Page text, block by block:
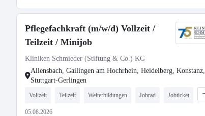
Pflegefachkraft (m/w/d) Vollzeit /
Teilzeit / Minijob
Kliniken Schmieder (Stiftung & Co.) KG
Allensbach, Gailingen am Hochrhein, Heidelberg, Konstanz,
Stuttgart-Gerlingen
Vollzeit Teilzeit Weiterbildungen Jobrad Jobticket
05.08.2026